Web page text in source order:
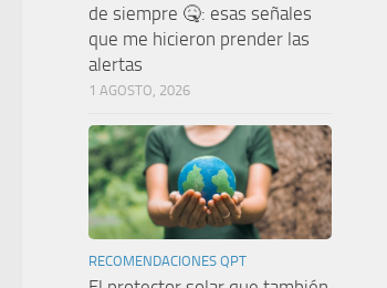
de siempre 🤒: esas señales
que me hicieron prender las
alertas
1 AGOSTO, 2026
RECOMENDACIONES QPT